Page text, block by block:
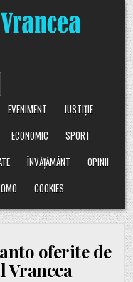
EVENIMENT
JUSTIȚIE
ECONOMIC
SPORT
ÎNVĂȚĂMÂNT
OPINII
COOKIES
oferite de